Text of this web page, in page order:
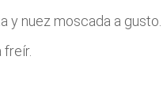
y nuez moscada a gusto.
freír.